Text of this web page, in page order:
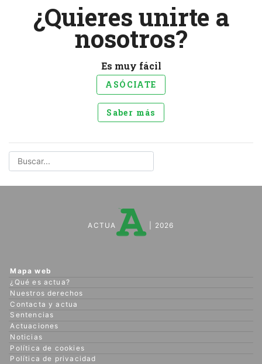
¿Quieres unirte a
nosotros?
Es muy fácil
ASÓCIATE
Saber más
ACTUA | 2026
Mapa web
¿Qué es actua?
Nuestros derechos
Contacta y actua
Sentencias
Actuaciones
Noticias
Política de cookies
Política de privacidad